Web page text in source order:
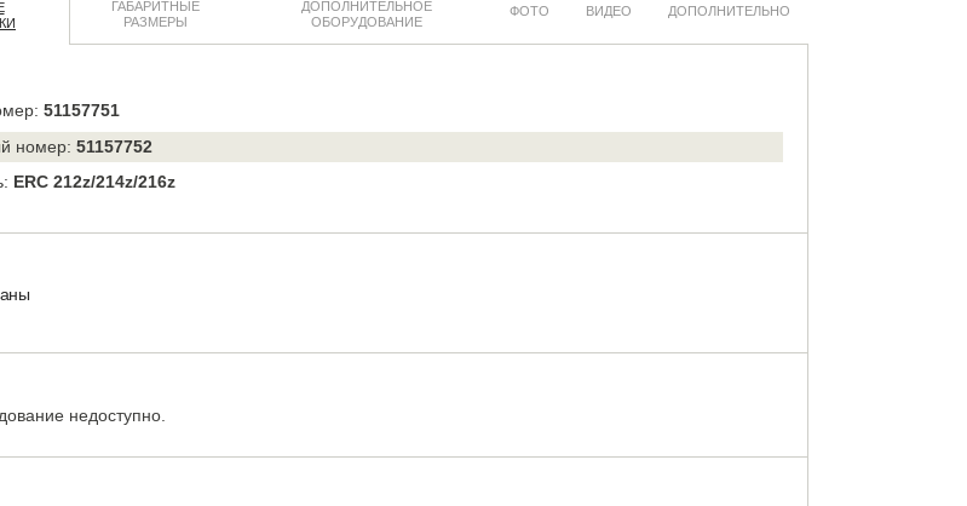
ГАБАРИТНЫЕ
РАЗМЕРЫ
ДОПОЛНИТЕЛЬНОЕ
ОБОРУДОВАНИЕ
ФОТО ВИДЕО ДОПОЛНИТЕЛЬНО
51157751
номер: 51157752
ERC 212z/214z/216z
недоступно.